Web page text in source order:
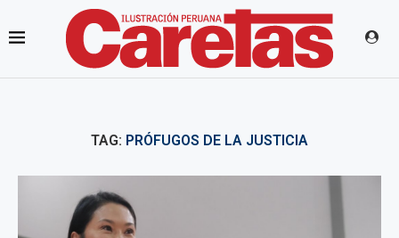
TAG: PRÓFUGOS DE LA JUSTICIA